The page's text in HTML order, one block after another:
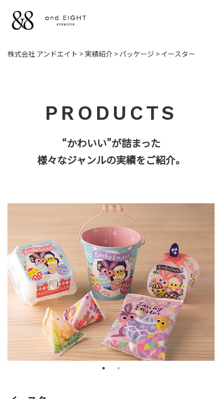
NEWS
お仕事
LICENSE
ライセンス
＆ DESIGN
PRICE
料金表
料金 お仕事の流れ
COMPANY
会社案内
会社案内 求人案内
LINK
株式会社 アンドエイト >実績紹介 > パッケージ > イースター
PRODUCTS
“かわいい”が詰まった
様々なジャンルの実績をご紹介。